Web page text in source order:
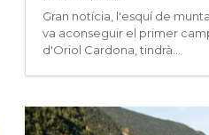
Gran notícia, l'esquí de
va aconseguir el primer
d'Oriol Cardona, tindrà...